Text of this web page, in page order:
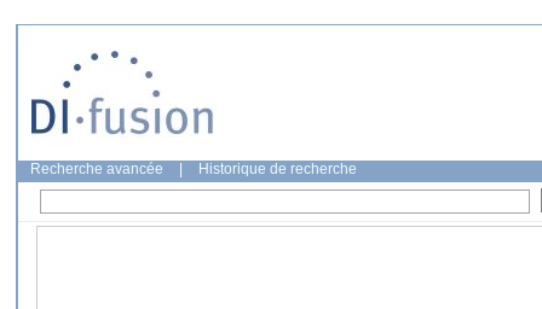
Recherche avancée Historique de recherche